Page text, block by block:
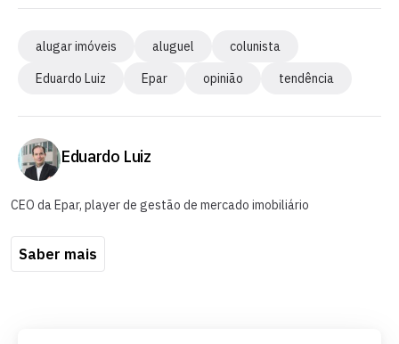
alugar imóveis aluguel
colunista
Eduardo Luiz
Epar opinião tendência
Eduardo Luiz
CEO da Epar, player de gestão de mercado imobiliário
Saber mais